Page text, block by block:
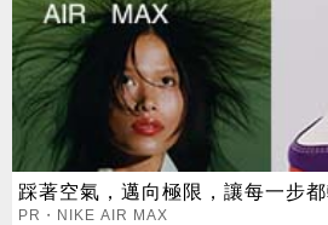
踩著空氣，邁向極限，讓每一步
PR・NIKE AIR MAX